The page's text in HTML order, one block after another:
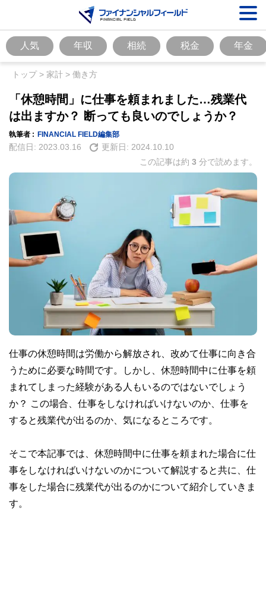
人気 年収 相続 税金 年金
トップ> 家計 > 働き方
「休憩時間」に仕事を頼まれました…残業代
は出ますか？ 断っても良いのでしょうか？
執筆者 : FINANCIAL FIELD編集部
配信日: 2023.03.16 更新日: 2024.10.10
この記事は約 3 分で読めます。
仕事の休憩時間は労働から解放され、改めて仕事に向き合
うために必要な時間です。しかし、休憩時間中に仕事を頼
まれてしまった経験がある人もいるのではないでしょう
か？ この場合、仕事をしなければいけないのか、仕事を
すると残業代が出るのか、気になるところです。
そこで本記事では、休憩時間中に仕事を頼まれた場合に仕
事をしなければいけないのかについて解説すると共に、仕
事をした場合に残業代が出るのかについて紹介していきま
す。